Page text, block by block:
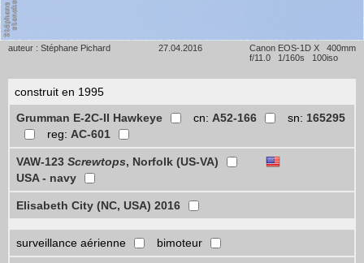
auteur : Stéphane Pichard 27.04.2016
Canon EOS-1D X 400mm
f/11.0 1/160s 100iso
construit en 1995
Grumman E-2C-II Hawkeye
cn: A52-166 sn: 165295
reg: AC-601
VAW-123 Screwtops, Norfolk (US-VA)
USA - navy
Elisabeth City (NC, USA) 2016
surveillance aérienne bimoteur